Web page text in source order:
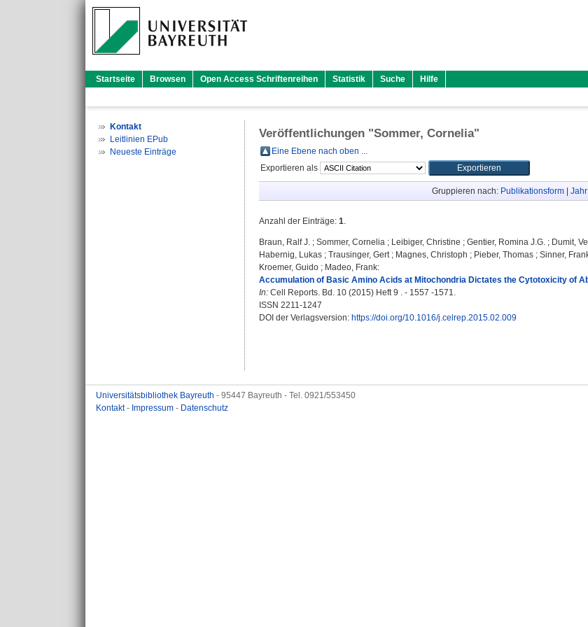
Startseite Browsen Open Access Schriftenreihen Statistik Suche Hilfe
Kontakt
Leitlinien EPub
Neueste Einträge
Veröffentlichungen "Sommer, Cornelia"
Eine Ebene nach oben ...
Exportieren als
Gruppieren nach: Publikationsform Jahr
Anzahl der Einträge: 1.
Braun, Ralf J. ; Sommer, Cornelia ; Leibiger, Christine ; Gentier, Romina J.G. ; Dumit,
Habernig, Lukas ; Trausinger, Gert; Magnes, Christoph ; Pieber, Thomas ; Sinner,
Kroemer, Guido ; Madeo, Frank:
Accumulation of Basic Amino Acids at Mitochondria Dictates the Cytotoxicity of
In: Cell Reports. Bd. 10 (2015) Heft 9 . - 1557 -1571.
ISSN 2211-1247
DOI der Verlagsversion: https://doi.org/10.1016/j.celrep.2015.02.009
Universitätsbibliothek Bayreuth - 95447 Bayreuth - Tel. 0921/553450
Kontakt- Impressum - Datenschutz